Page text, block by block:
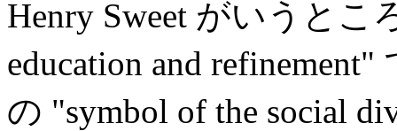
Henry Sweet がいうとこ
education and
の "symbol of the social